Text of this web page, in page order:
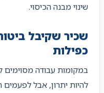
שינוי מבנה הכיסוי.
שכיר שקיבל
כפילות
במקומות עבודה מסוימים
להיות יתרון, אבל